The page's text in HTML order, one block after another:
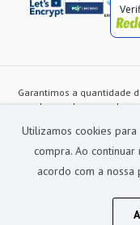
Utilizamos cookies
compra. Ao
acordo com a
Garantimos a quantidade
ou de acordo com a
alterados a qualquer
para a loja virtual, não
lojas físicas da rede
Preçolandia